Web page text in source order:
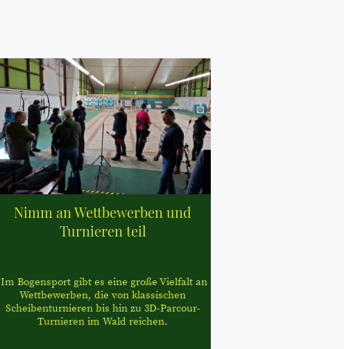
Nimm an Wettbewerben und
Turnieren teil
Im Bogensport gibt es eine große Vielfalt an
Wettbewerben, die von klassischen
Scheibenturnieren bis hin zu 3D-Parcour-
Turnieren im Wald reichen.